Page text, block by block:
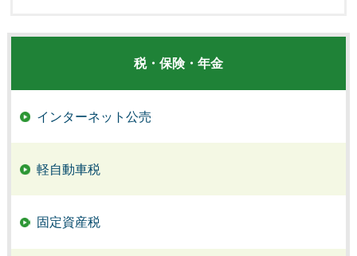
税・保険・年金
インターネット公売
軽自動車税
固定資産税